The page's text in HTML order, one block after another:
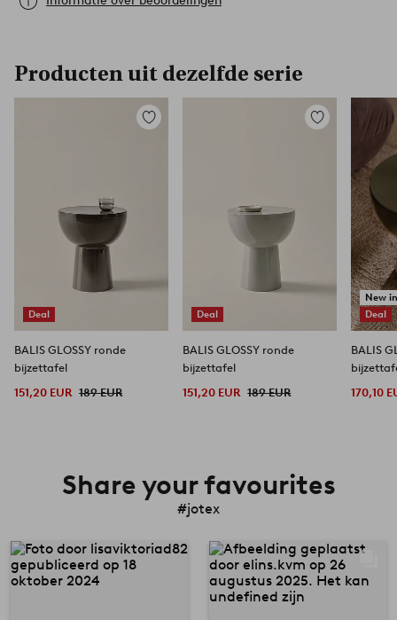
Producten uit dezelfde serie
Deal
Toevoegen
BALIS GLOSSY ronde
bijzettafel
151,20 EUR 189 EUR
Deal
Toevoegen
BALIS GLOSSY ronde
bijzettafel
151,20 EUR 189 EUR
New
Deal
BALIS
170,10
Share your favourites
#jotex